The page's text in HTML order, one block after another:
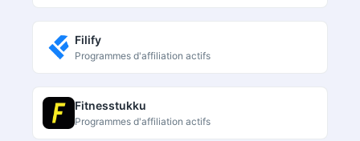
Filify
Programmes d'affiliation actifs
Fitnesstukku
Programmes d'affiliation actifs